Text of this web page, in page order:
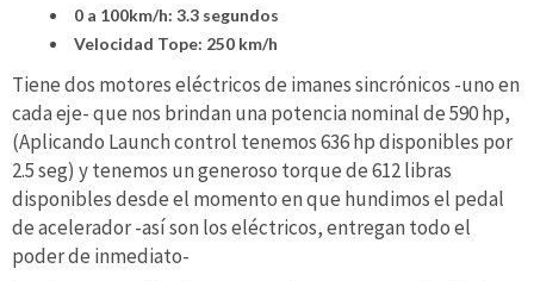
0 a 100km/h: 3.3 segundos
Velocidad Tope: 250 km/h
Tiene dos motores eléctricos de imanes sincrónicos -uno en
cada eje- que nos brindan una potencia nominal de 590 hp,
(Aplicando Launch control tenemos 636 hp disponibles por
2.5 seg) y tenemos un generoso torque de 612 libras
disponibles desde el momento en que hundimos el pedal
de acelerador -así son los eléctricos, entregan todo el
poder de inmediato-